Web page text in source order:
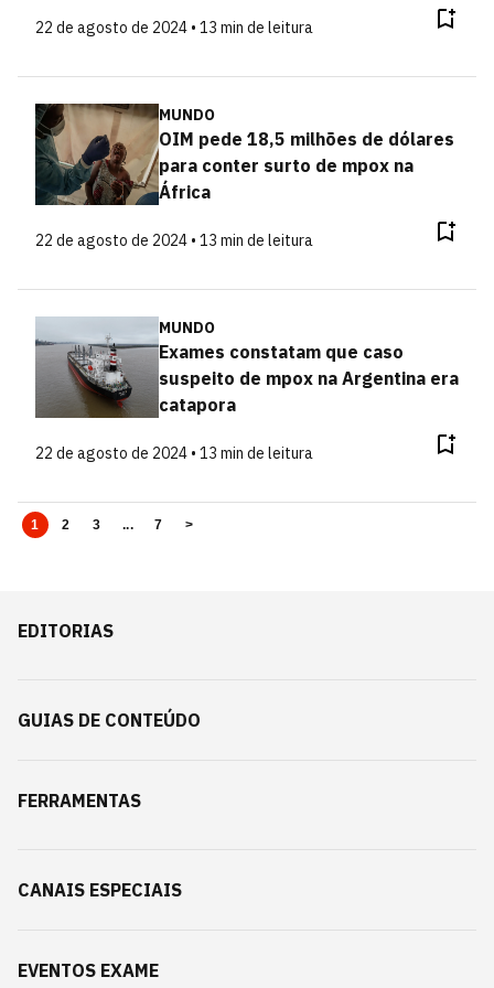
22 de agosto de 2024 • 13 min de leitura
MUNDO
OIM pede 18,5 milhões de dólares
para conter surto de mpox na
África
22 de agosto de 2024 • 13 min de leitura
MUNDO
Exames constatam que caso
suspeito de mpox na Argentina era
catapora
22 de agosto de 2024 • 13 min de leitura
1 2 3 ... 7 >
EDITORIAS
GUIAS DE CONTEÚDO
FERRAMENTAS
CANAIS ESPECIAIS
EVENTOS EXAME